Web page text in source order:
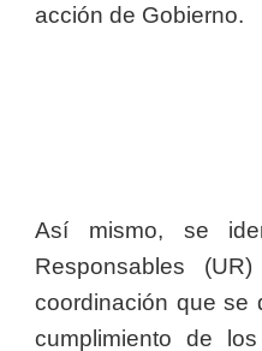
acción de Gobierno.
Así mismo, se
Responsables
coordinación que se
cumplimiento de